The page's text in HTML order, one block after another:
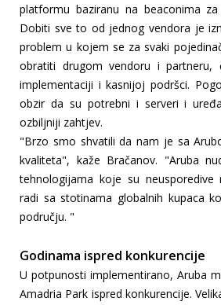
platformu baziranu na beaconima
Dobiti sve to od jednog vendora je
problem u kojem se za svaki
obratiti drugom vendoru i partneru,
implementaciji i kasnijoj podršci.
obzir da su potrebni i serveri i
ozbiljniji zahtjev.
"Brzo smo shvatili da nam je sa
kvaliteta", kaže Bračanov. "Aruba
tehnologijama koje su neusporedive
radi sa stotinama globalnih kupaca
području. "
Godinama ispred konkurencije
U potpunosti implementirano, Aruba
Amadria Park ispred konkurencije.